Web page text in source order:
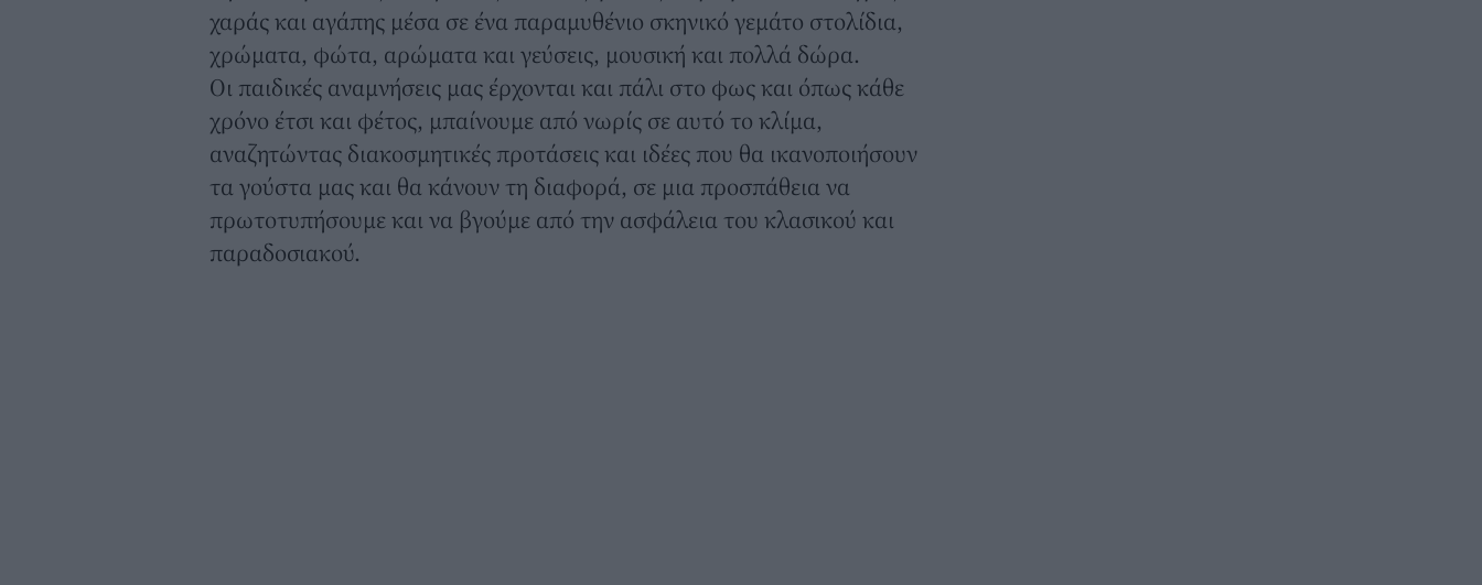
χαράς και αγάπης μέσα σε ένα παραμυθένιο σκηνικό γεμάτο στολίδια,
χρώματα, φώτα, αρώματα και γεύσεις, μουσική και πολλά δώρα.
Οι παιδικές αναμνήσεις μας έρχονται και πάλι στο φως και όπως κάθε
χρόνο έτσι και φέτος, μπαίνουμε από νωρίς σε αυτό το κλίμα,
αναζητώντας διακοσμητικές προτάσεις και ιδέες που θα ικανοποιήσουν
τα γούστα μας και θα κάνουν τη διαφορά, σε μια προσπάθεια να
πρωτοτυπήσουμε και να βγούμε από την ασφάλεια του κλασικού και
παραδοσιακού.